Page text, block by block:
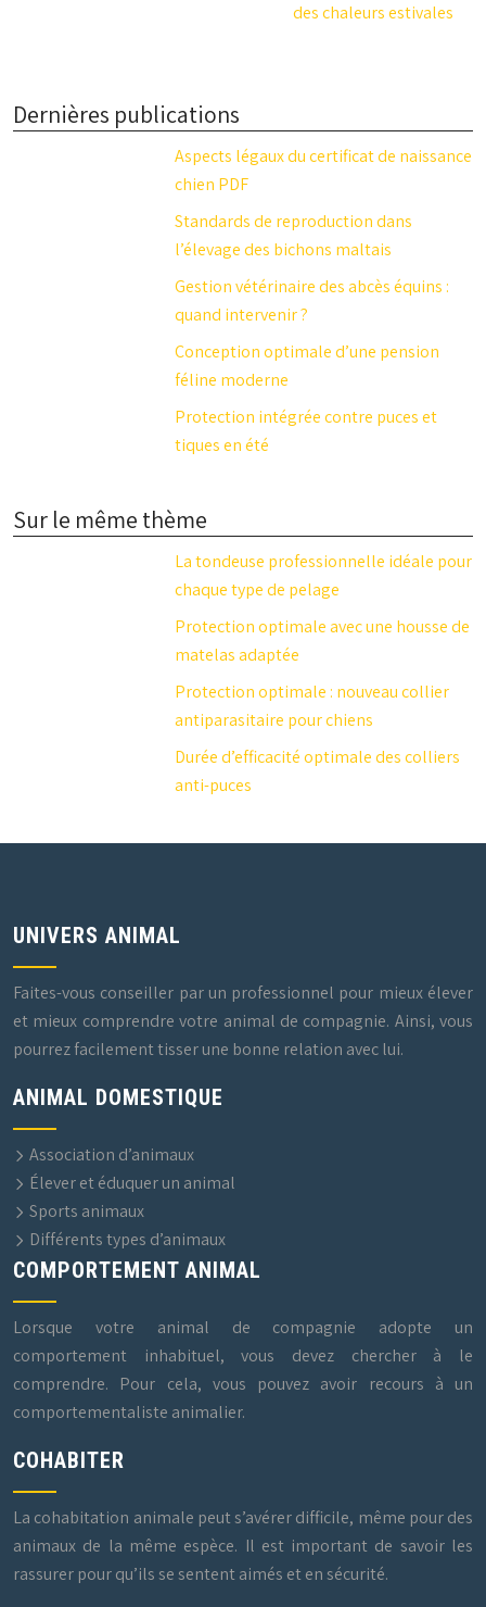
des chaleurs estivales
Dernières publications
Aspects légaux du certificat de naissance
chien PDF
Standards de reproduction dans
l’élevage des bichons maltais
Gestion vétérinaire des abcès équins :
quand intervenir ?
Conception optimale d’une pension
féline moderne
Protection intégrée contre puces et
tiques en été
Sur le même thème
La tondeuse professionnelle idéale pour
chaque type de pelage
Protection optimale avec une housse de
matelas adaptée
Protection optimale : nouveau collier
antiparasitaire pour chiens
Durée d’efficacité optimale des colliers
anti-puces
UNIVERS ANIMAL
Faites-vous conseiller par un professionnel pour mieux élever
et mieux comprendre votre animal de compagnie. Ainsi, vous
pourrez facilement tisser une bonne relation avec lui.
ANIMAL DOMESTIQUE
Association d’animaux
Élever et éduquer un animal
Sports animaux
Différents types d’animaux
COMPORTEMENT ANIMAL
Lorsque votre animal de compagnie adopte un
comportement inhabituel, vous devez chercher à le
comprendre. Pour cela, vous pouvez avoir recours à un
comportementaliste animalier.
COHABITER
La cohabitation animale peut s’avérer difficile, même pour des
animaux de la même espèce. Il est important de savoir les
rassurer pour qu’ils se sentent aimés et en sécurité.